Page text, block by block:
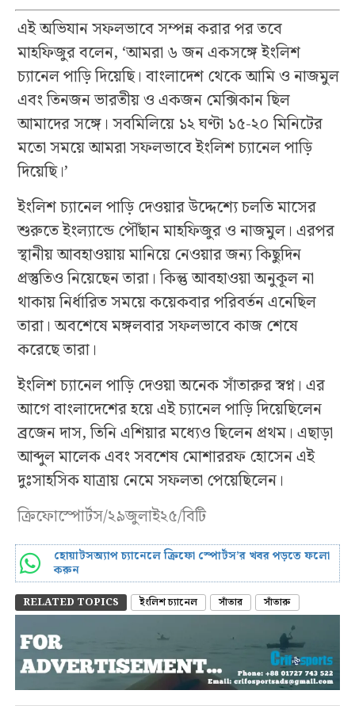
এই অভিযান সফলভাবে সম্পন্ন করার পর তবে
মাহফিজুর বলেন, ‘আমরা ৬ জন একসঙ্গে ইংলিশ
চ্যানেল পাড়ি দিয়েছি। বাংলাদেশ থেকে আমি ও নাজমুল
এবং তিনজন ভারতীয় ও একজন মেক্সিকান ছিল
আমাদের সঙ্গে। সবমিলিয়ে ১২ ঘণ্টা ১৫-২০ মিনিটের
মতো সময়ে আমরা সফলভাবে ইংলিশ চ্যানেল পাড়ি
দিয়েছি।’
ইংলিশ চ্যানেল পাড়ি দেওয়ার উদ্দেশ্যে চলতি মাসের
শুরুতে ইংল্যান্ডে পৌঁছান মাহফিজুর ও নাজমুল। এরপর
স্থানীয় আবহাওয়ায় মানিয়ে নেওয়ার জন্য কিছুদিন
প্রস্তুতিও নিয়েছেন তারা। কিন্তু আবহাওয়া অনুকূল না
থাকায় নির্ধারিত সময়ে কয়েকবার পরিবর্তন এনেছিল
তারা। অবশেষে মঙ্গলবার সফলভাবে কাজ শেষে
করেছে তারা।
ইংলিশ চ্যানেল পাড়ি দেওয়া অনেক সাঁতারুর স্বপ্ন। এর
আগে বাংলাদেশের হয়ে এই চ্যানেল পাড়ি দিয়েছিলেন
ব্রজেন দাস, তিনি এশিয়ার মধ্যেও ছিলেন প্রথম। এছাড়া
আব্দুল মালেক এবং সবশেষ মোশাররফ হোসেন এই
দুঃসাহসিক যাত্রায় নেমে সফলতা পেয়েছিলেন।
ক্রিফোস্পোর্টস/২৯জুলাই২৫/বিটি
হোয়াটসঅ্যাপ চ্যানেলে ক্রিফো স্পোর্টস’র খবর পড়তে ফলো
করুন
RELATED TOPICS ইংলিশ চ্যানেল সাঁতার সাঁতারু